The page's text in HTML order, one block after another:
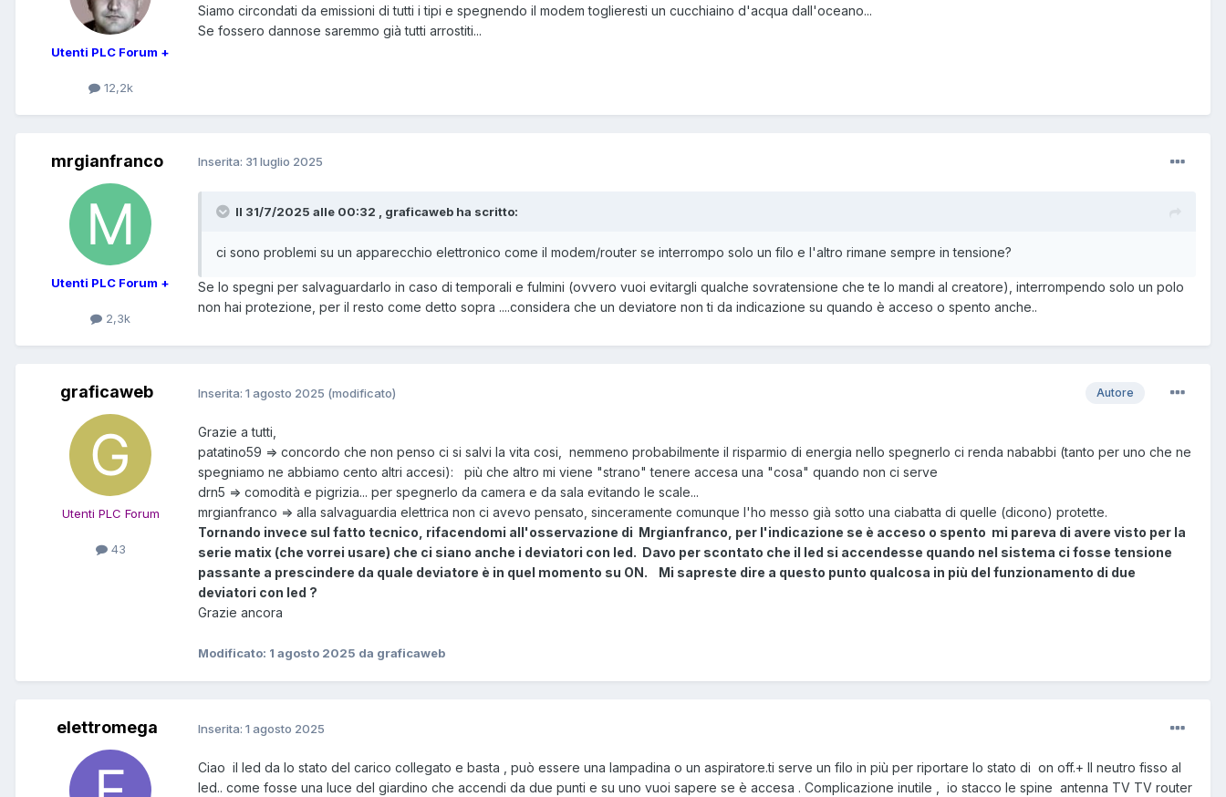
Utenti PLC Forum +
12,2k
Siamo circondati da emissioni di tutti i tipi e spegnendo il modem toglieresti un cucchiaino d'acqua dall'oceano...
Se fossero dannose saremmo già tutti arrostiti...
mrgianfranco
Utenti PLC Forum +
2,3k
Inserita: 31 luglio 2025
Il 31/7/2025 alle 00:32 , graficaweb ha scritto:
ci sono problemi su un apparecchio elettronico come il modem/router se interrompo solo un filo e l'altro rimane sempre in tensione?
Se lo spegni per salvaguardarlo in caso di temporali e fulmini (ovvero vuoi evitargli qualche sovratensione che te lo mandi al creatore), interrompendo solo un polo
non hai protezione, per il resto come detto sopra ....considera che un deviatore non ti da indicazione su quando è acceso o spento anche..
graficaweb
Utenti PLC Forum
43
Autore
Inserita: 1 agosto 2025 (modificato)
Grazie a tutti,
patatino59 => concordo che non penso ci si salvi la vita cosi, nemmeno probabilmente il risparmio di energia nello spegnerlo ci renda nababbi (tanto per uno che ne
spegniamo ne abbiamo cento altri accesi): più che altro mi viene "strano" tenere accesa una "cosa" quando non ci serve
drn5 => comodità e pigrizia... per spegnerlo da camera e da sala evitando le scale...
mrgianfranco => alla salvaguardia elettrica non ci avevo pensato, sinceramente comunque l'ho messo già sotto una ciabatta di quelle (dicono) protette.
Tornando invece sul fatto tecnico, rifacendomi all'osservazione di Mrgianfranco, per l'indicazione se è acceso o spento mi pareva di avere visto per la
serie matix (che vorrei usare) che ci siano anche i deviatori con led. Davo per scontato che il led si accendesse quando nel sistema ci fosse tensione
passante a prescindere da quale deviatore è in quel momento su ON. Mi sapreste dire a questo punto qualcosa in più del funzionamento di due
deviatori con led ?
Grazie ancora
Modificato: 1 agosto 2025 da graficaweb
elettromega Inserita: 1 agosto 2025
Ciao il led da lo stato del carico collegato e basta , può essere una lampadina o un aspiratore.ti serve un filo in più per riportare lo stato di on off.+ Il neutro fisso al
led.. come fosse una luce del giardino che accendi da due punti e su uno vuoi sapere se è accesa . Complicazione inutile , io stacco le spine antenna TV TV router